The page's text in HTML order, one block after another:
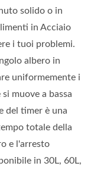
solido o in
in Acciaio
i tuoi problemi.
albero in
uniformemente i
muove a bassa
del timer è una
totale della
e l'arresto
in 30L, 60L,